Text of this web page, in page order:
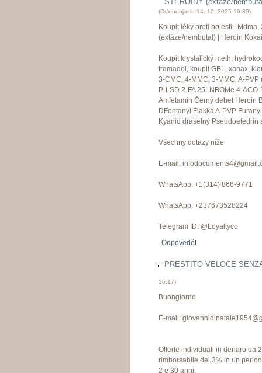
(Dr.lenonjack 14. 10. 2025 16:39)
Koupit léky proti bolesti | Mdma,
(extáze/nembutal) | Heroin
Koupit krystalický meth,
tramadol, koupit GBL, xanax,
3-CMC, 4-MMC, 3-MMC, A-
P-LSD 2-FA 25I-NBOMe 4-
Amfetamin Černý dehet Heroin
DFentanyl Flakka A-PVP
Kyanid draselný
Všechny dotazy níže
E-mail:
WhatsApp: +1(314) 866-9771
WhatsApp: +237673528224
Telegram ID: @Loyaltyco
Odpovědět
PRESTITO VELOCE
16:17)
Buongiorno
E-mail:
Offerte individuali in denaro da
rimborsabile del 3% in un
2 e 30 anni.